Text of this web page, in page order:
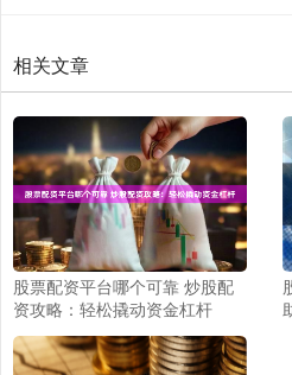
相关文章
股票配资平台哪个可靠 炒股配
资攻略：轻松撬动资金杠杆